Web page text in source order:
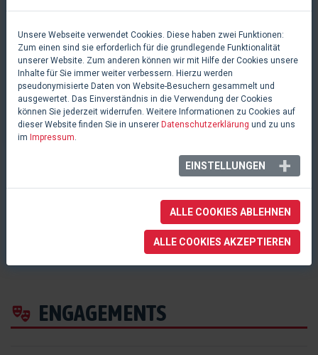
INFOBOX
wird als Künstlerin mit einem
musicalplanet.netgelistet.
ENGAGEMENTS
0 Likes
Jazmin Gorsline
Unsere Webseite verwendet Cookies. Diese haben zwei Funktionen:
Zum einen sind sie erforderlich für die grundlegende Funktionalität
unserer Website. Zum anderen können wir mit Hilfe der Cookies unsere
Inhalte für Sie immer weiter verbessern. Hierzu werden
pseudonymisierte Daten von Website-Besuchern gesammelt und
ausgewertet. Das Einverständnis in die Verwendung der Cookies
können Sie jederzeit widerrufen. Weitere Informationen zu Cookies auf
dieser Website finden Sie in unserer Datenschutzerklärung und zu uns
im Impressum.
EINSTELLUNGEN
ALLE COOKIES ABLEHNEN
ALLE COOKIES AKZEPTIEREN